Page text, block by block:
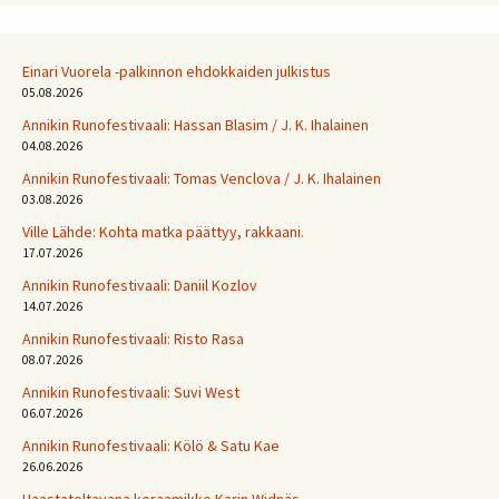
Einari Vuorela -palkinnon ehdokkaiden julkistus
05.08.2026
Annikin Runofestivaali: Has­san Bla­sim / J. K. Ihalainen
04.08.2026
Annikin Runofestivaali: Tomas Venclova / J. K. Ihalainen
03.08.2026
Ville Lähde: Kohta matka päättyy, rakkaani.
17.07.2026
Annikin Runofestivaali: Daniil Kozlov
14.07.2026
Annikin Runofestivaali: Risto Rasa
08.07.2026
Annikin Runofestivaali: Suvi West
06.07.2026
Annikin Runofestivaali: Kölö & Satu Kae
26.06.2026